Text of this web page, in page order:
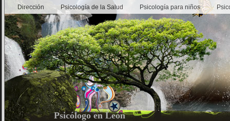
Dirección Psicología de la Salud Psicología para niños
Psicólogo en León